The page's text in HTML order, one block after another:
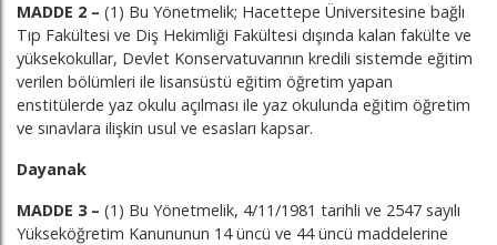
MADDE 2 – (1) Bu Yönetmelik; Hacettepe Üniversitesine bağlı
Tıp Fakültesi ve Diş Hekimliği Fakültesi dışında kalan fakülte ve
yüksekokullar, Devlet Konservatuvarının kredili sistemde eğitim
verilen bölümleri ile lisansüstü eğitim öğretim yapan
enstitülerde yaz okulu açılması ile yaz okulunda eğitim öğretim
ve sınavlara ilişkin usul ve esasları kapsar.
Dayanak
MADDE 3 – (1) Bu Yönetmelik, 4/11/1981 tarihli ve 2547 sayılı
Yükseköğretim Kanununun 14 üncü ve 44 üncü maddelerine